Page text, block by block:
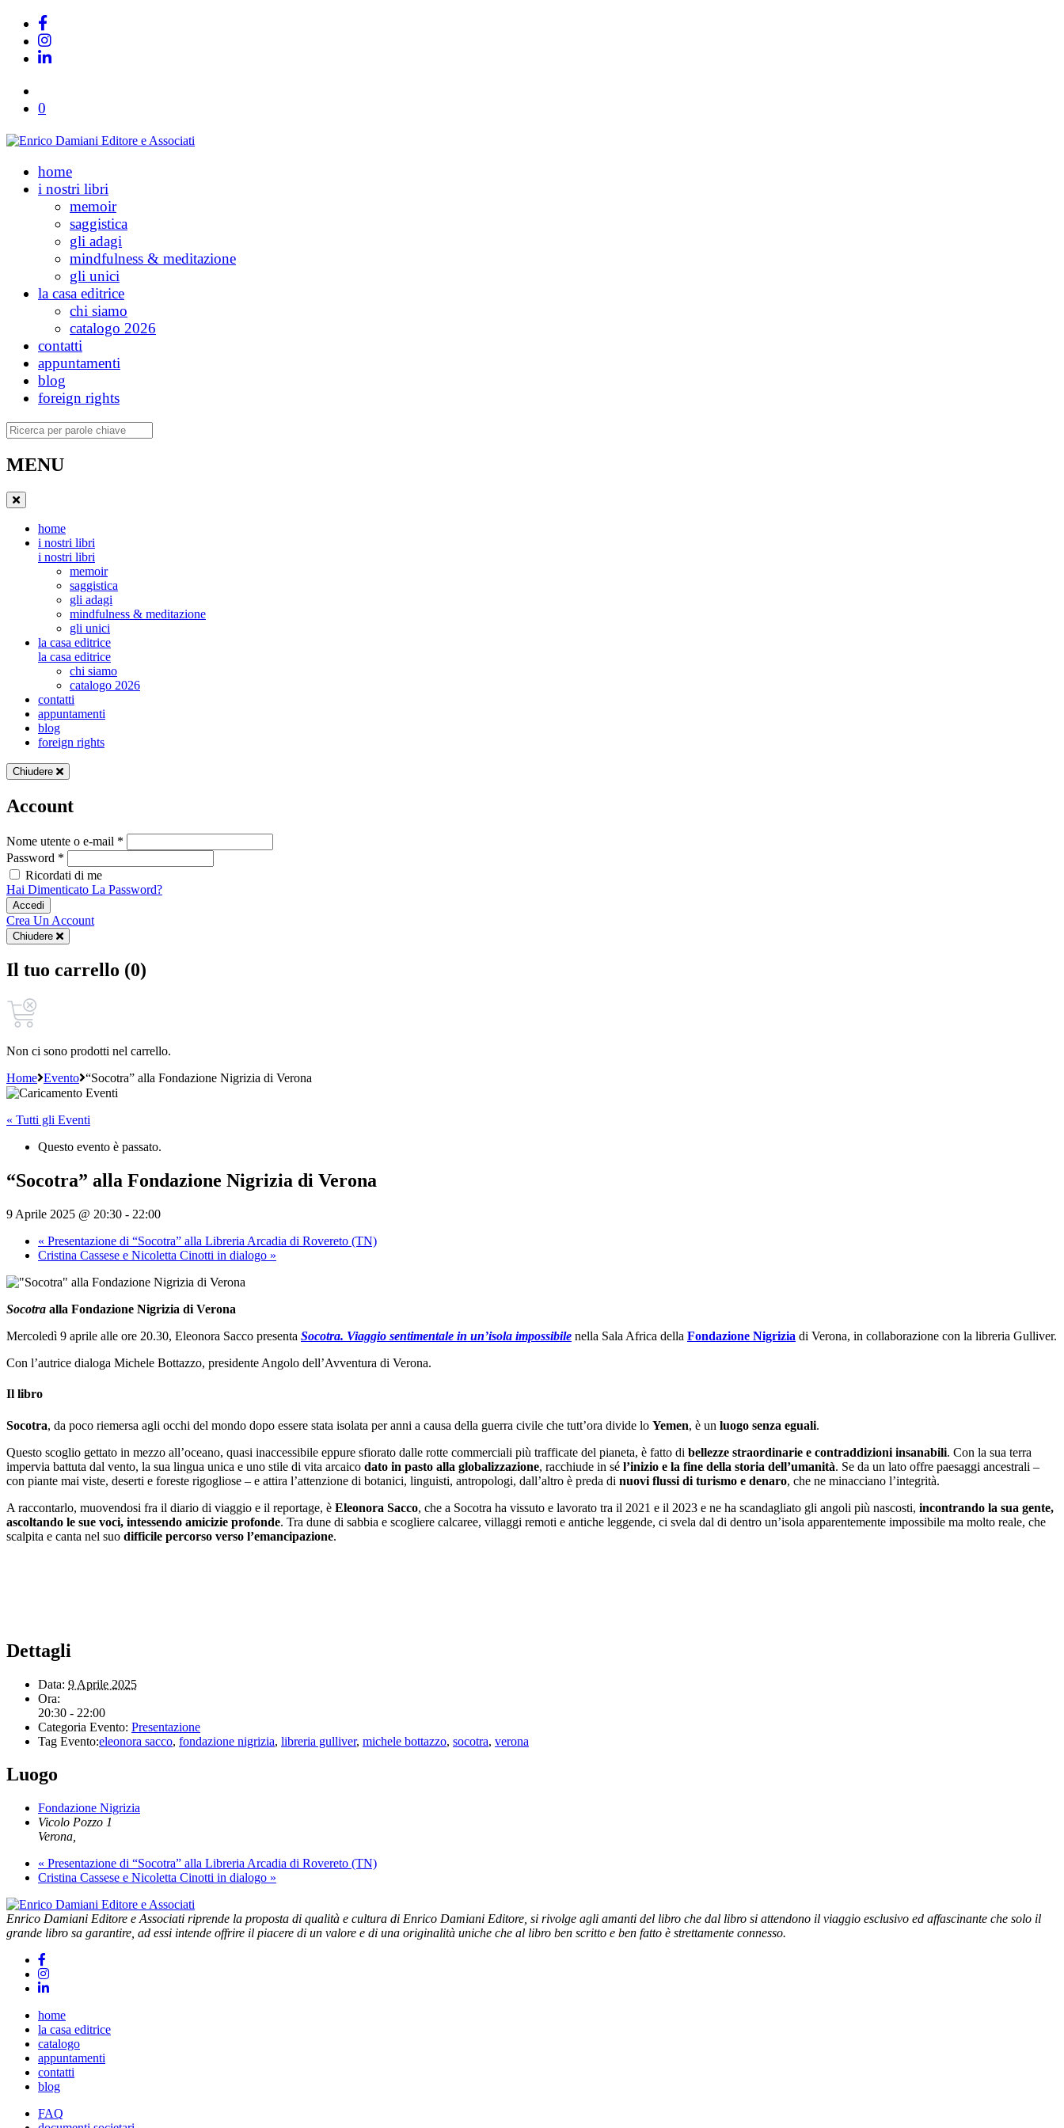
0
home
i nostri libri
memoir
saggistica
gli adagi
mindfulness & meditazione
gli unici
la casa editrice
chi siamo
catalogo 2026
contatti
appuntamenti
blog
foreign rights
Ricerca
MENU
home
i nostri libri
i nostri libri
memoir
saggistica
gli adagi
mindfulness & meditazione
gli unici
la casa editrice
la casa editrice
chi siamo
catalogo 2026
contatti
appuntamenti
blog
foreign rights
Chiudere
Account
Nome utente o e-mail *
Password *
Ricordati di me
Hai Dimenticato La Password?
Accedi
Crea Un Account
Chiudere
Il tuo carrello (0)
Non ci sono prodotti nel carrello.
Home Evento “Socotra” alla Fondazione Nigrizia di Verona
« Tutti gli Eventi
Questo evento è passato.
“Socotra” alla Fondazione Nigrizia di Verona
9 Aprile 2025 @ 20:30 - 22:00
« Presentazione di “Socotra” alla Libreria Arcadia di Rovereto (TN)
Cristina Cassese e Nicoletta Cinotti in dialogo »
Socotra alla Fondazione Nigrizia di Verona
Mercoledì 9 aprile alle ore 20.30, Eleonora Sacco presenta Socotra. Viaggio sentimentale in un’isola impossibile nella Sala Africa della Fondazione Nigrizia di Verona, in collaborazione con la libreria Gulliver.
Con l’autrice dialoga Michele Bottazzo, presidente Angolo dell’Avventura di Verona.
Il libro
Socotra, da poco riemersa agli occhi del mondo dopo essere stata isolata per anni a causa della guerra civile che tutt’ora divide lo Yemen, è un luogo senza eguali.
Questo scoglio gettato in mezzo all’oceano, quasi inaccessibile eppure sfiorato dalle rotte commerciali più trafficate del pianeta, è fatto di bellezze straordinarie e contraddizioni insanabili. Con la sua terra
impervia battuta dal vento, la sua lingua unica e uno stile di vita arcaico dato in pasto alla globalizzazione, racchiude in sé l’inizio e la fine della storia dell’umanità. Se da un lato offre paesaggi ancestrali –
con piante mai viste, deserti e foreste rigogliose – e attira l’attenzione di botanici, linguisti, antropologi, dall’altro è preda di nuovi flussi di turismo e denaro, che ne minacciano l’integrità.
A raccontarlo, muovendosi fra il diario di viaggio e il reportage, è Eleonora Sacco, che a Socotra ha vissuto e lavorato tra il 2021 e il 2023 e ne ha scandagliato gli angoli più nascosti, incontrando la sua gente,
ascoltando le sue voci, intessendo amicizie profonde. Tra dune di sabbia e scogliere calcaree, villaggi remoti e antiche leggende, ci svela dal di dentro un’isola apparentemente impossibile ma molto reale, che
scalpita e canta nel suo difficile percorso verso l’emancipazione.
Dettagli
Data: 9 Aprile 2025
Ora:
20:30 - 22:00
Categoria Evento: Presentazione
Tag Evento:eleonora sacco, fondazione nigrizia, libreria gulliver, michele bottazzo, socotra, verona
Luogo
Fondazione Nigrizia
Vicolo Pozzo 1
Verona
« Presentazione di “Socotra” alla Libreria Arcadia di Rovereto (TN)
Cristina Cassese e Nicoletta Cinotti in dialogo »
Enrico Damiani Editore e Associati riprende la proposta di qualità e cultura di Enrico Damiani Editore, si rivolge agli amanti del libro che dal libro si attendono il viaggio esclusivo ed affascinante che solo il
grande libro sa garantire, ad essi intende offrire il piacere di un valore e di una originalità uniche che al libro ben scritto e ben fatto è strettamente connesso.
home
la casa editrice
catalogo
appuntamenti
contatti
blog
FAQ